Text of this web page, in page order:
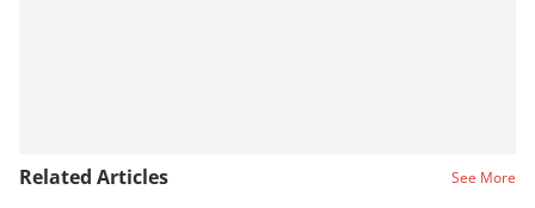
Related Articles See More